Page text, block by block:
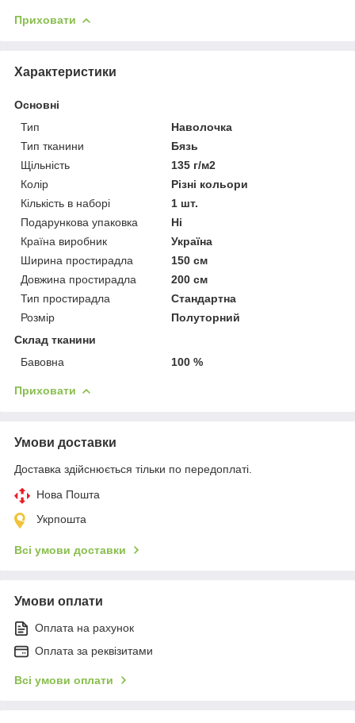
Приховати
Характеристики
Основні
Тип
Наволочка
Тип тканини
Бязь
Щільність
135 г/м2
Колір
Різні кольори
Кількість в наборі
1 шт.
Подарункова упаковка
Ні
Країна виробник
Україна
Ширина простирадла
150 см
Довжина простирадла
200 см
Тип простирадла
Стандартна
Розмір
Полуторний
Склад тканини
Бавовна
100 %
Приховати
Умови доставки
Доставка здійснюється тільки по передоплаті.
Нова Пошта
Укрпошта
Всі умови доставки
Умови оплати
Оплата на рахунок
Оплата за реквізитами
Всі умови оплати